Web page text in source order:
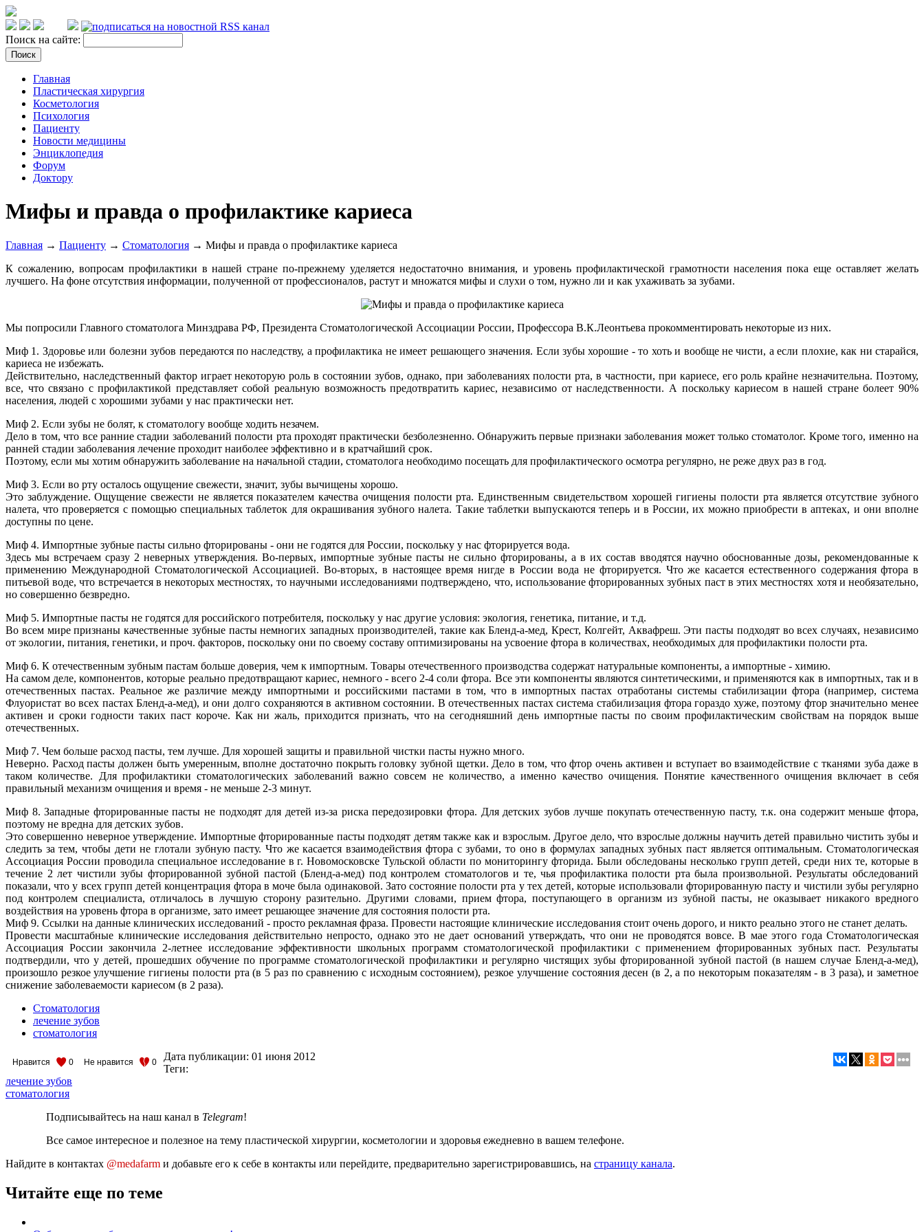
Поиск на сайте:
Главная
Пластическая хирургия
Косметология
Психология
Пациенту
Новости медицины
Энциклопедия
Форум
Доктору
Мифы и правда о профилактике кариеса
Главная → Пациенту → Стоматология → Мифы и правда о профилактике кариеса
К сожалению, вопросам профилактики в нашей стране по-прежнему уделяется недостаточно внимания, и уровень профилактической грамотности населения пока еще оставляет желать
лучшего. На фоне отсутствия информации, полученной от профессионалов, растут и множатся мифы и слухи о том, нужно ли и как ухаживать за зубами.
Мы попросили Главного стоматолога Минздрава РФ, Президента Стоматологической Ассоциации России, Профессора В.К.Леонтьева прокомментировать некоторые из них.
Миф 1. Здоровье или болезни зубов передаются по наследству, а профилактика не имеет решающего значения. Если зубы хорошие - то хоть и вообще не чисти, а если плохие, как ни старайся,
кариеса не избежать.
Действительно, наследственный фактор играет некоторую роль в состоянии зубов, однако, при заболеваниях полости рта, в частности, при кариесе, его роль крайне незначительна. Поэтому,
все, что связано с профилактикой представляет собой реальную возможность предотвратить кариес, независимо от наследственности. А поскольку кариесом в нашей стране болеет 90%
населения, людей с хорошими зубами у нас практически нет.
Миф 2. Если зубы не болят, к стоматологу вообще ходить незачем.
Дело в том, что все ранние стадии заболеваний полости рта проходят практически безболезненно. Обнаружить первые признаки заболевания может только стоматолог. Кроме того, именно на
ранней стадии заболевания лечение проходит наиболее эффективно и в кратчайший срок.
Поэтому, если мы хотим обнаружить заболевание на начальной стадии, стоматолога необходимо посещать для профилактического осмотра регулярно, не реже двух раз в год.
Миф 3. Если во рту осталось ощущение свежести, значит, зубы вычищены хорошо.
Это заблуждение. Ощущение свежести не является показателем качества очищения полости рта. Единственным свидетельством хорошей гигиены полости рта является отсутствие зубного
налета, что проверяется с помощью специальных таблеток для окрашивания зубного налета. Такие таблетки выпускаются теперь и в России, их можно приобрести в аптеках, и они вполне
доступны по цене.
Миф 4. Импортные зубные пасты сильно фторированы - они не годятся для России, поскольку у нас фторируется вода.
Здесь мы встречаем сразу 2 неверных утверждения. Во-первых, импортные зубные пасты не сильно фторированы, а в их состав вводятся научно обоснованные дозы, рекомендованные к
применению Международной Стоматологической Ассоциацией. Во-вторых, в настоящее время нигде в России вода не фторируется. Что же касается естественного содержания фтора в
питьевой воде, что встречается в некоторых местностях, то научными исследованиями подтверждено, что, использование фторированных зубных паст в этих местностях хотя и необязательно,
но совершенно безвредно.
Миф 5. Импортные пасты не годятся для российского потребителя, поскольку у нас другие условия: экология, генетика, питание, и т.д.
Во всем мире признаны качественные зубные пасты немногих западных производителей, такие как Бленд-а-мед, Крест, Колгейт, Аквафреш. Эти пасты подходят во всех случаях, независимо
от экологии, питания, генетики, и проч. факторов, поскольку они по своему составу оптимизированы на усвоение фтора в количествах, необходимых для профилактики полости рта.
Миф 6. К отечественным зубным пастам больше доверия, чем к импортным. Товары отечественного производства содержат натуральные компоненты, а импортные - химию.
На самом деле, компонентов, которые реально предотвращают кариес, немного - всего 2-4 соли фтора. Все эти компоненты являются синтетическими, и применяются как в импортных, так и в
отечественных пастах. Реальное же различие между импортными и российскими пастами в том, что в импортных пастах отработаны системы стабилизации фтора (например, система
Флуористат во всех пастах Бленд-а-мед), и они долго сохраняются в активном состоянии. В отечественных пастах система стабилизация фтора гораздо хуже, поэтому фтор значительно менее
активен и сроки годности таких паст короче. Как ни жаль, приходится признать, что на сегодняшний день импортные пасты по своим профилактическим свойствам на порядок выше
отечественных.
Миф 7. Чем больше расход пасты, тем лучше. Для хорошей защиты и правильной чистки пасты нужно много.
Неверно. Расход пасты должен быть умеренным, вполне достаточно покрыть головку зубной щетки. Дело в том, что фтор очень активен и вступает во взаимодействие с тканями зуба даже в
таком количестве. Для профилактики стоматологических заболеваний важно совсем не количество, а именно качество очищения. Понятие качественного очищения включает в себя
правильный механизм очищения и время - не меньше 2-3 минут.
Миф 8. Западные фторированные пасты не подходят для детей из-за риска передозировки фтора. Для детских зубов лучше покупать отечественную пасту, т.к. она содержит меньше фтора,
поэтому не вредна для детских зубов.
Это совершенно неверное утверждение. Импортные фторированные пасты подходят детям также как и взрослым. Другое дело, что взрослые должны научить детей правильно чистить зубы и
следить за тем, чтобы дети не глотали зубную пасту. Что же касается взаимодействия фтора с зубами, то оно в формулах западных зубных паст является оптимальным. Стоматологическая
Ассоциация России проводила специальное исследование в г. Новомосковске Тульской области по мониторингу фторида. Были обследованы несколько групп детей, среди них те, которые в
течение 2 лет чистили зубы фторированной зубной пастой (Бленд-а-мед) под контролем стоматологов и те, чья профилактика полости рта была произвольной. Результаты обследований
показали, что у всех групп детей концентрация фтора в моче была одинаковой. Зато состояние полости рта у тех детей, которые использовали фторированную пасту и чистили зубы регулярно
под контролем специалиста, отличалось в лучшую сторону разительно. Другими словами, прием фтора, поступающего в организм из зубной пасты, не оказывает никакого вредного
воздействия на уровень фтора в организме, зато имеет решающее значение для состояния полости рта.
Миф 9. Ссылки на данные клинических исследований - просто рекламная фраза. Провести настоящие клинические исследования стоит очень дорого, и никто реально этого не станет делать.
Провести масштабные клинические исследования действительно непросто, однако это не дает оснований утверждать, что они не проводятся вовсе. В мае этого года Стоматологическая
Ассоциация России закончила 2-летнее исследование эффективности школьных программ стоматологической профилактики с применением фторированных зубных паст. Результаты
подтвердили, что у детей, прошедших обучение по программе стоматологической профилактики и регулярно чистящих зубы фторированной зубной пастой (в нашем случае Бленд-а-мед),
произошло резкое улучшение гигиены полости рта (в 5 раз по сравнению с исходным состоянием), резкое улучшение состояния десен (в 2, а по некоторым показателям - в 3 раза), и заметное
снижение заболеваемости кариесом (в 2 раза).
Стоматология
лечение зубов
стоматология
Нравится 0 Не нравится 0 Дата публикации: 01 июня 2012
Теги:
лечение зубов
стоматология
Подписывайтесь на наш канал в Telegram!
Все самое интересное и полезное на тему пластической хирургии, косметологии и здоровья ежедневно в вашем телефоне.
Найдите в контактах @medafarm и добавьте его к себе в контакты или перейдите, предварительно зарегистрировавшись, на страницу канала.
Читайте еще по теме